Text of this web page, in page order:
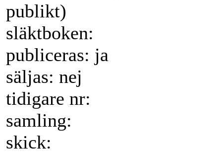
publikt)
släktboken:
publiceras: ja
säljas: nej
tidigare nr:
samling:
skick: